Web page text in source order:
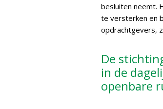
besluiten neemt.
te versterken en
opdrachtgevers,
De
in de
openbare